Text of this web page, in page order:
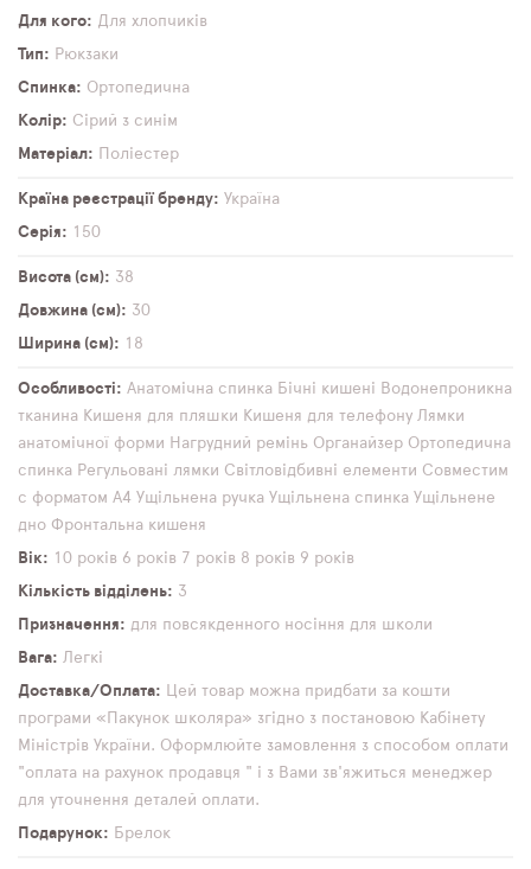
Для кого
Для хлопчиків
Тип
Рюкзаки
Спинка
Ортопедична
Колір
Сірий з синім
Матеріал
Поліестер
Країна реєстрації бренду
Україна
Серія
150
Висота (см)
38
Довжина (см)
30
Ширина (см)
18
Особливості Анатомічна спинка Бічні кишені Водонепроникна
тканина Кишеня для пляшки Кишеня для телефону Лямки
анатомічної форми Нагрудний ремінь Органайзер Ортопедична
спинка Регульовані лямки Світловідбивні елементи Совместим
с форматом А4 Ущільнена ручка Ущільнена спинка Ущільнене
дно Фронтальна кишеня
Вік
10 років 6 років 7 років 8 років 9 років
Кількість відділень
3
Призначення
для повсякденного носіння для школи
Вага
Легкі
Доставка/Оплата
Цей товар можна придбати за кошти
програми «Пакунок школяра» згідно з постановою Кабінету
Міністрів України. Оформлюйте замовлення з способом оплати
"оплата на рахунок продавця " і з Вами зв'яжиться менеджер
для уточнення деталей оплати.
Подарунок
Брелок